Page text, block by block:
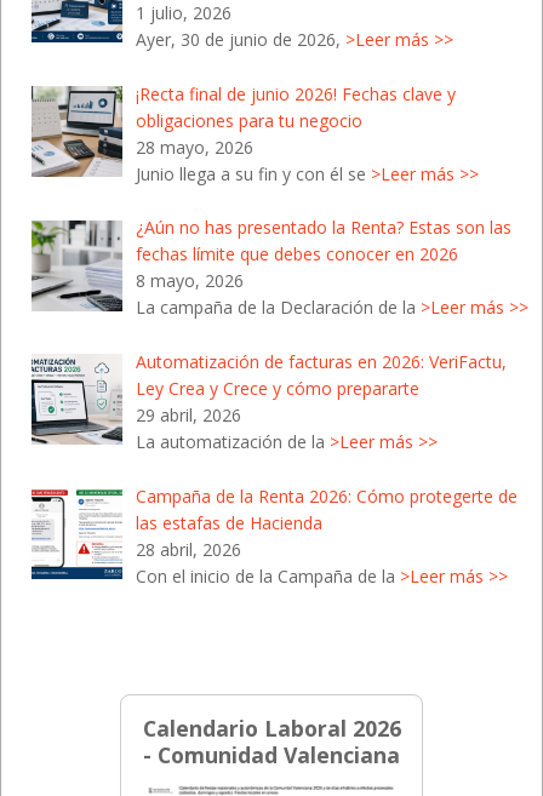
1 julio, 2026
Ayer, 30 de junio de 2026, >Leer más >>
¡Recta final de junio 2026! Fechas clave y
obligaciones para tu negocio
28 mayo, 2026
Junio llega a su fin y con él se >Leer más >>
¿Aún no has presentado la Renta? Estas son las
fechas límite que debes conocer en 2026
8 mayo, 2026
La campaña de la Declaración de la >Leer más >>
Automatización de facturas en 2026: VeriFactu,
Ley Crea y Crece y cómo prepararte
29 abril, 2026
La automatización de la >Leer más >>
Campaña de la Renta 2026: Cómo protegerte de
las estafas de Hacienda
28 abril, 2026
Con el inicio de la Campaña de la >Leer más >>
Calendario Laboral 2026
- Comunidad Valenciana